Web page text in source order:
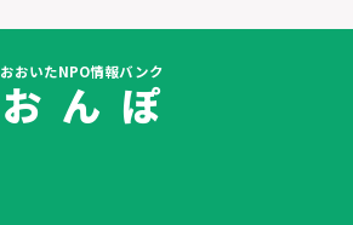
おおいたNPO情報バンク
お ん ぽ